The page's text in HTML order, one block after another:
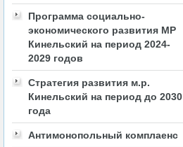
Программа социально-
экономического развития МР
Кинельский на период 2024-
2029 годов
Стратегия развития м.р.
Кинельский на период до 2030
года
Антимонопольный комплаенс